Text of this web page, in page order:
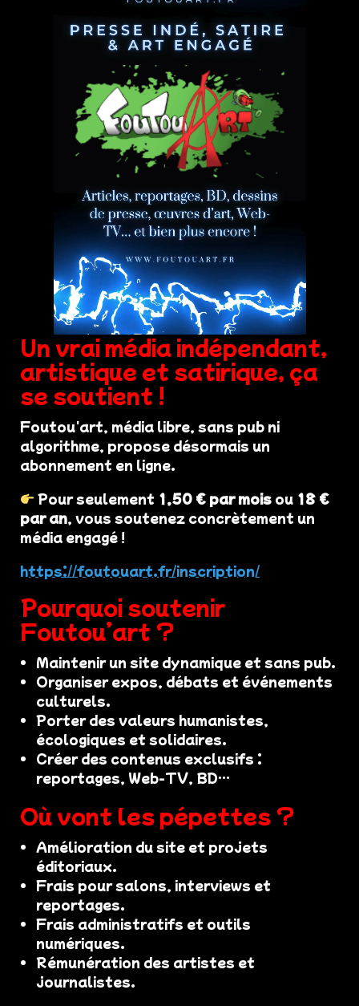
Un vrai média indépendant,
artistique et satirique, ça
se soutient !
Foutou'art, média libre, sans pub ni
algorithme, propose désormais un
abonnement en ligne.
Pour seulement 1,50 € par mois ou 18 €
par an, vous soutenez concrètement un
média engagé !
https://foutouart.fr/inscription/
Pourquoi soutenir
Foutou’art ?
Maintenir un site dynamique et sans pub.
Organiser expos, débats et événements
culturels.
Porter des valeurs humanistes,
écologiques et solidaires.
Créer des contenus exclusifs :
reportages, Web-TV, BD…
Où vont les pépettes ?
Amélioration du site et projets
éditoriaux.
Frais pour salons, interviews et
reportages.
Frais administratifs et outils
numériques.
Rémunération des artistes et
journalistes.